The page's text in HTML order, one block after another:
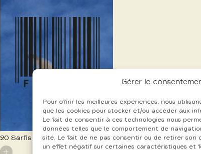
Gérer le
Pour offrir les meilleures expériences, nous
que les cookies pour stocker et/ou accéder aux
Le fait de consentir à ces technologies nous
données telles que le comportement de
site. Le fait de ne pas consentir ou de retirer son
un effet négatif sur certaines caractéristiques et
20 Sarfis Thierry
+